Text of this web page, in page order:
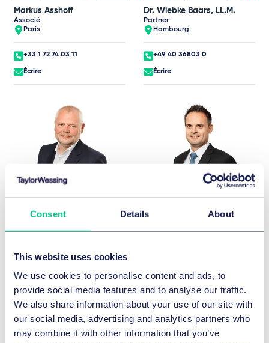
Consent Details About
This website uses cookies
We use cookies to personalise content and ads, to
provide social media features and to analyse our traffic.
We also share information about your use of our site with
our social media, advertising and analytics partners who
may combine it with other information that you’ve
Markus Asshoff
Associé
Paris
+33 1 72 74 03 11
Écrire
Dr. Wiebke Baars, LL.M.
Partner
Hambourg
+49 40 36803 0
Écrire
Carsten Bartholl
+49 40 36803 0
Écrire Écrire